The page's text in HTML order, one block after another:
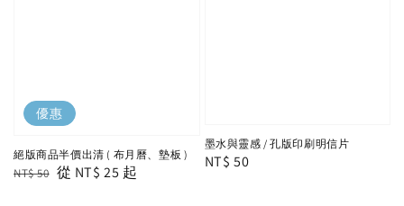
優惠
絕版商品半價出清 ( 布月曆、墊板 )
Regular
NT$ 50 Sale
從 NT$ 25 起
墨水與靈感 / 孔版印刷明信片
Regular
NT$ 50